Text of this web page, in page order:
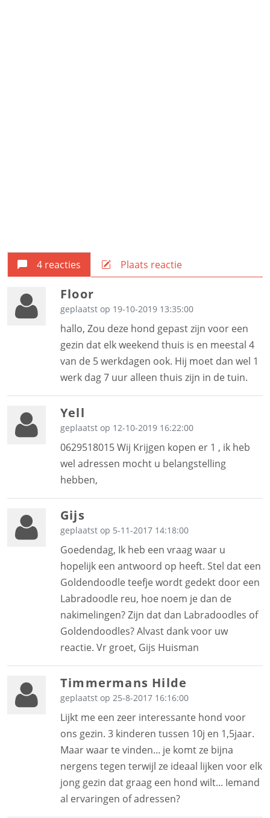
4 reacties Plaats reactie
Floor
geplaatst op 19-10-2019 13:35:00
hallo, Zou deze hond gepast zijn voor een
gezin dat elk weekend thuis is en meestal 4
van de 5 werkdagen ook. Hij moet dan wel 1
werk dag 7 uur alleen thuis zijn in de tuin.
Yell
geplaatst op 12-10-2019 16:22:00
0629518015 Wij Krijgen kopen er 1 , ik heb
wel adressen mocht u belangstelling
hebben,
Gijs
geplaatst op 5-11-2017 14:18:00
Goedendag, Ik heb een vraag waar u
hopelijk een antwoord op heeft. Stel dat een
Goldendoodle teefje wordt gedekt door een
Labradoodle reu, hoe noem je dan de
nakimelingen? Zijn dat dan Labradoodles of
Goldendoodles? Alvast dank voor uw
reactie. Vr groet, Gijs Huisman
Timmermans Hilde
geplaatst op 25-8-2017 16:16:00
Lijkt me een zeer interessante hond voor
ons gezin. 3 kinderen tussen 10j en 1,5jaar.
Maar waar te vinden... je komt ze bijna
nergens tegen terwijl ze ideaal lijken voor elk
jong gezin dat graag een hond wilt... Iemand
al ervaringen of adressen?